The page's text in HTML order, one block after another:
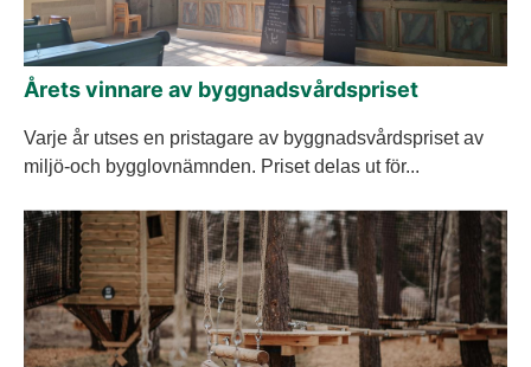
Årets vinnare av byggnadsvårdspriset
Varje år utses en pristagare av byggnadsvårdspriset av
miljö-och bygglovnämnden. Priset delas ut för...